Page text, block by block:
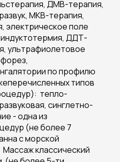
ДМВ-терапия,
МКВ-терапия,
электрическое поле
ДДТ-
ультрафиолетовое
по профилю
типов
тепло-
синглетно-
- одна из
(не более 7
с морской
классический